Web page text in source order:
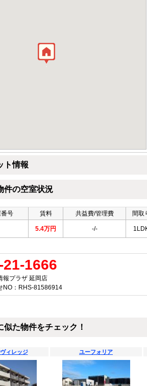
ト情報
件の空室状況
番号 賃料 共益費/管理費 間取
5.4万円 -/-
21-1666
報プラザ 延岡店
NO：RHS-81586914
似た物件をチェック！
ィレッジ ユーフォリア